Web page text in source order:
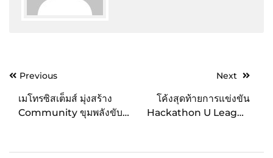
PostPrevious
เมโทรซิสเต็มส์ มุ่งสร้าง
Community ขุมพลังขับ
Gen เปิด Metro
Next
โค้งสุดท้ายการแข่งขัน
Hackathon U League
ดิจิทัล ชมฟรี 28 ส.ค.นี้ ที่